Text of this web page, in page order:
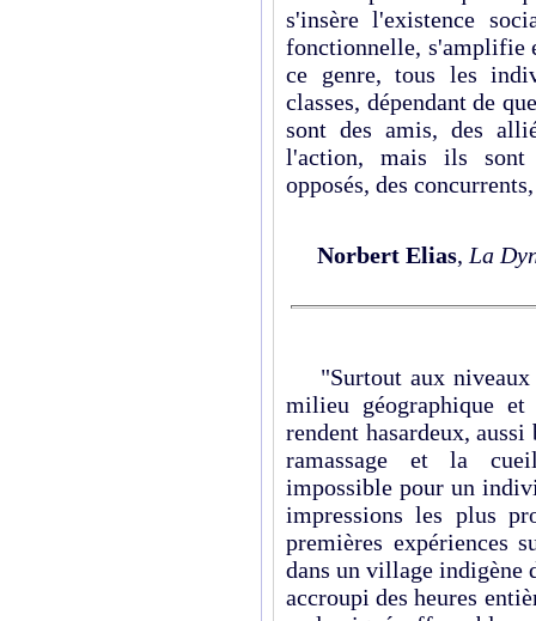
s'insère l'existence
fonctionnelle, s'amplifie
ce genre, tous les
classes, dépendant de
sont des amis, des
l'action, mais ils sont
opposés, des
Norbert Elias, La
"Surtout aux niveaux
milieu géographique
rendent hasardeux,
ramassage et la
impossible pour un
impressions les plus
premières expériences
dans un village indigène
accroupi des heures